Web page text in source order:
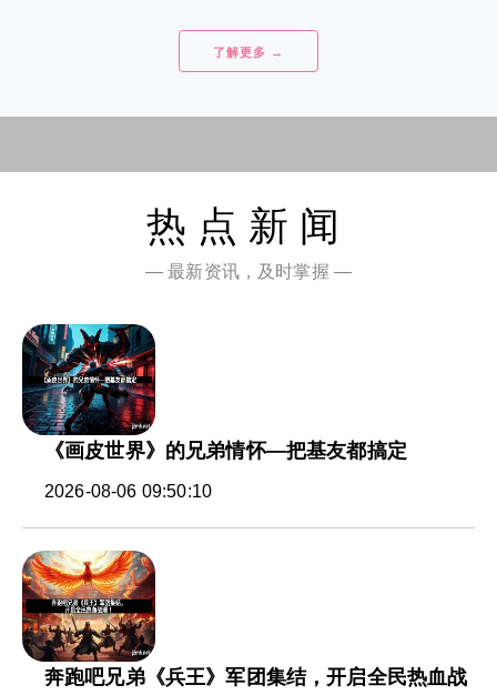
了解更多 →
热点新闻
— 最新资讯，及时掌握 —
《画皮世界》的兄弟情怀—把基友都搞定
2026-08-06 09:50:10
奔跑吧兄弟《兵王》军团集结，开启全民热血战